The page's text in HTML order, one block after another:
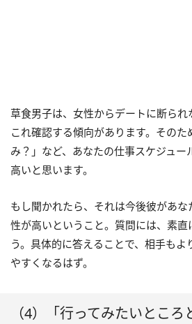
草食男子は、女性からデートに断ら
これ確認する傾向があります。その
み？」など、あなたの仕事スケジュ
高いと思います。
もし聞かれたら、それは今後彼があ
性が高いということ。質問には、素直
う。具体的に答えることで、相手も
やすくなるはず。
（4）「行ってみたいところ